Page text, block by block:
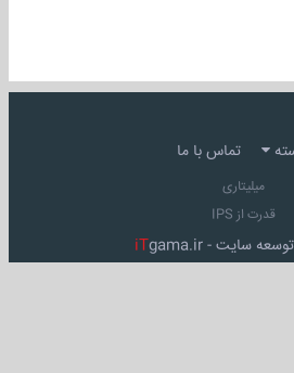
تماس با ما
میلیتاری
قدرت از IPS
سايت - iTgama.ir